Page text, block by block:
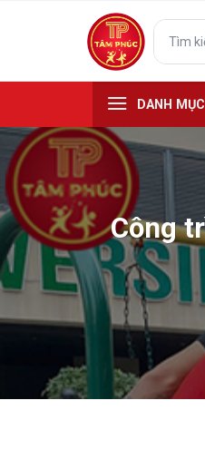
Tìm
kiếm:
DANH
Công